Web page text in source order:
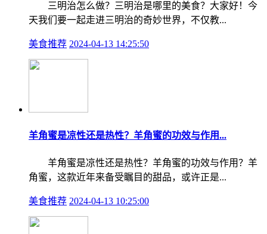
三明治怎么做？三明治是哪里的美食？大家好！今
天我们要一起走进三明治的奇妙世界，不仅教...
美食推荐 2024-04-13 14:25:50
羊角蜜是凉性还是热性？羊角蜜的功效与作用...
羊角蜜是凉性还是热性？羊角蜜的功效与作用？羊
角蜜，这款近年来备受瞩目的甜品，或许正是...
美食推荐 2024-04-13 10:25:00